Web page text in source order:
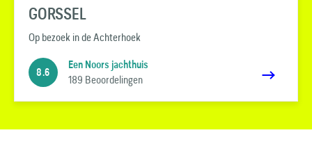
GORSSEL
Op bezoek in de Achterhoek
8.6
Een Noors jachthuis
189 Beoordelingen